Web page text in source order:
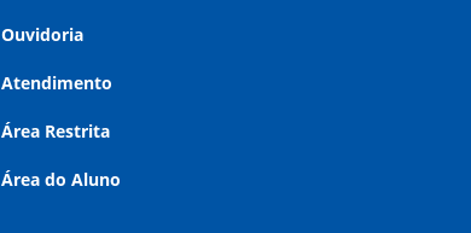
Ouvidoria
Atendimento
Área Restrita
Área do Aluno